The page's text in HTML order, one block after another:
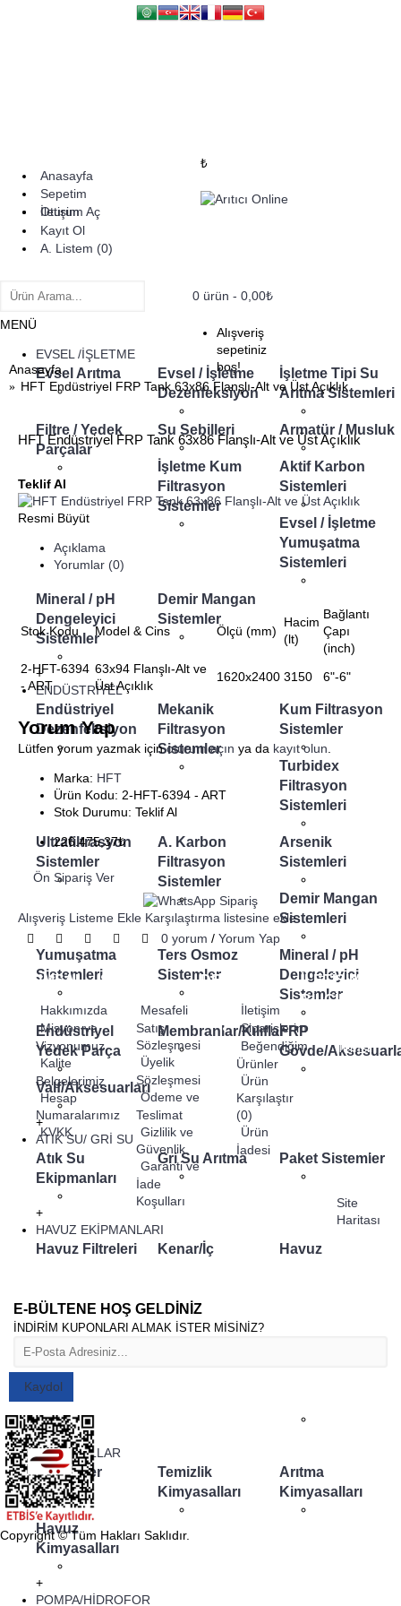
Anasayfa
Sepetim
İletişim
₺
Oturum Aç
Kayıt Ol
A. Listem (0)
0 ürün - 0,00₺
Alışveriş
sepetiniz
boş!
MENÜ
EVSEL /İŞLETME
Evsel Arıtma
Evsel / İşletme
Dezenfeksiyon
İşletme Tipi Su
Arıtma Sistemleri
Filtre / Yedek
Parçalar
Su Sebilleri Armatür / Musluk
İşletme Kum
Filtrasyon
Sistemler
Aktif Karbon
Sistemleri
Evsel / İşletme
Yumuşatma
Sistemleri
Mineral / pH
Dengeleyici
Sistemler
Demir Mangan
Sistemler
+
ENDÜSTRİYEL
Endüstriyel
Dezenfeksiyon
Mekanik
Filtrasyon
Sistemler
Kum Filtrasyon
Sistemler
Turbidex
Filtrasyon
Sistemleri
Ultrafiltrasyon
Sistemler
A. Karbon
Filtrasyon
Sistemler
Arsenik
Sistemleri
Demir Mangan
Sistemleri
Yumuşatma
Sistemleri
Ters Osmoz
Sistemler
Mineral / pH
Dengeleyici
Sistemler
Endüstriyel
Yedek Parça
Membranlar/KılıflarFRP
Gövde/
Valf/Aksesuarları
+
ATIK SU/ GRİ SU
Atık Su
Ekipmanları
Gri Su Arıtma Paket Sistemler
+
HAVUZ EKİPMANLARI
Havuz Filtreleri
Kenar/İç
Havuz
Havuz Isıtma
Temizlik
Ekipmanları
Işıklandırma
Lambalar
+
KİMYASALLAR
Mineraller
Temizlik
Kimyasalları
Arıtma
Kimyasalları
Havuz
Kimyasalları
+
POMPA/HİDROFOR
Anasayfa
HFT Endüstriyel FRP Tank 63x86 Flanşlı-Alt ve Üst Açıklık
HFT Endüstriyel FRP Tank 63x86 Flanşlı-Alt ve Üst Açıklık
Teklif Al
Resmi Büyüt
Açıklama
Yorumlar (0)
Stok Kodu Model & Cins Ölçü (mm)
Hacim
(lt)
Bağlantı
Çapı
(inch)
2-HFT-6394
- ART
63x94 Flanşlı-Alt ve
Üst Açıklık
1620x2400 3150 6"-6"
Yorum Yap
Lütfen yorum yazmak içinoturum açın ya da kayıt olun
Marka: HFT
Ürün Kodu: 2-HFT-6394 - ART
Stok Durumu: Teklif Al
226.475,37₺
Ön Sipariş Ver
Alışveriş Listeme Ekle Karşılaştırma listesine ekle
0 yorum / Yorum Yap
KURUMSAL
Hakkımızda
Misyon ve
Vizyonumuz
Kalite
Belgelerimiz
Hesap
Numaralarımız
KVKK
SİPARİŞ
Mesafeli
Satış
Sözleşmesi
Üyelik
Sözleşmesi
Ödeme ve
Teslimat
Gizlilik ve
Güvenlik
Garanti ve
İade
Koşulları
DESTEK
İletişim
Siparişlerim
Beğendiğim
Ürünler
Ürün
Karşılaştır
(0)
Ürün
İadesi
İLETİŞİM
BİLGİLERİ
Temsil
250 01 56
0 (554)
Site
Haritası
E-BÜLTENE HOŞ GELDİNİZ
İNDİRİM KUPONLARI ALMAK İSTER MİSİNİZ?
Kaydol
Copyright © Tüm Hakları Saklıdır.